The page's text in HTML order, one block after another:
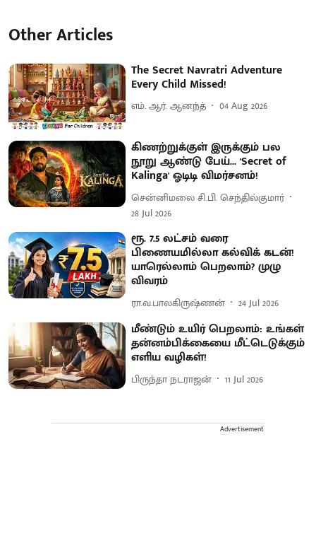
Other Articles
The Secret Navratri Adventure
Every Child Missed!
எம். ஆர். ஆனந்த் 04 Aug 2026
கிணற்றுக்குள் இருக்கும் பல
நூறு ஆண்டு பேய்... 'Secret of
Kalinga' ஓடிடி விமர்சனம்!
சென்னிமலை சி.பி. செந்தில்குமார்
28 Jul 2026
ரூ. 7.5 லட்சம் வரை
பிணையமில்லா கல்விக் கடன்!
யாரெல்லாம் பெறலாம்? முழு
விவரம்
ரா.வ.பாலகிருஷ்ணன் 24 Jul 2026
மீண்டும் உயிர் பெறலாம்: உங்கள்
தன்னம்பிக்கையை மீட்டெடுக்கும்
எளிய வழிகள்!
பிருந்தா நடராஜன் 11 Jul 2026
Advertisement